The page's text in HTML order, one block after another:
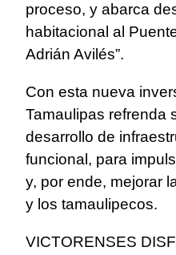
proceso, y abarca
habitacional al
Adrián Avilés”.
Con esta nueva
Tamaulipas refrenda
desarrollo de
funcional, para
y, por ende, mejorar
y los tamaulipecos.
VICTORENSES